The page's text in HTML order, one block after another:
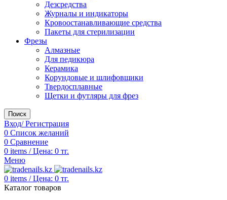
Дезсредства
Журналы и индикаторы
Кровоостанавливающие средства
Пакеты для стерилизации
Фрезы
Алмазные
Для педикюра
Керамика
Корундовые и шлифовщики
Твердосплавные
Щетки и футляры для фрез
Поиск
Вход/ Регистрация
0 Список желаний
0 Сравнение
0 items / Цена: 0 тг.
Меню
0 items / Цена: 0 тг.
Каталог товаров